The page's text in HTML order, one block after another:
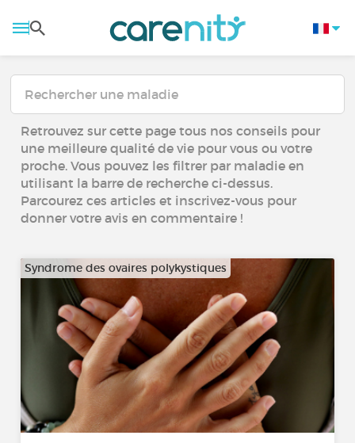
Retrouvez sur cette page tous nos conseils pour
une meilleure qualité de vie pour vous ou votre
proche. Vous pouvez les filtrer par maladie en
utilisant la barre de recherche ci-dessus.
Parcourez ces articles et inscrivez-vous pour
donner votre avis en commentaire !
Syndrome des ovaires polykystiques